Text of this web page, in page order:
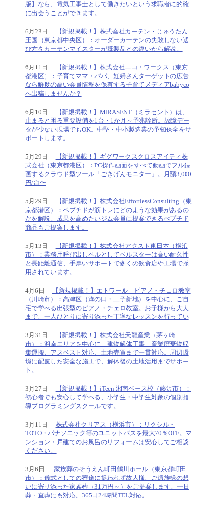
版】なら、電気工事士として働きたいという求職者に的確
に出会うことができます。
6月23日
【新規掲載！】株式会社カーテン・じゅうたん
王国（東京都中央区）：オーダーカーテンの失敗しない選
び方をカーテンマイスターが既製品との違いから解説。
6月11日
【新規掲載！】株式会社ニコ・ワークス（東京
都港区）：子育てママ・パパ、妊婦さんターゲットの広告
なら鮮度の高い会員情報を保有する子育てメディアbabyco
へ出稿しませんか？
6月10日
【新規掲載！】MIRASENT（ミラセント）は、
止まると困る重要設備を1台・1か月～予兆診断。故障デー
タが少ない現場でもOK。中堅・中小製造業の予知保全をサ
ポートします。
5月29日
【新規掲載！】ギグワークスクロスアイティ株
式会社（東京都港区）：PC操作画面をすべて動画でフル録
画するクラウド型ツール「ごきげんモニター」。月額3,000
円/台〜
5月29日
【新規掲載！】株式会社EffortlessConsulting（東
京都港区）：ペプチドが筋トレにどのような効果があるの
かを解説。成果を高めたいジム会員に提案できるぺプチド
商品もご提案します。
5月13日
【新規掲載！】株式会社アクスト東日本（横浜
市）：業務用呼び出しベルとしてベルスターは高い耐久性
と長距離通信、手厚いサポートで多くの飲食店や工場で採
用されています。
4月6日
【新規掲載！】エトワール ピアノ・チェロ教室
（川崎市）：高津区（溝の口・二子新地）を中心に、ご自
宅で学べる出張型のピアノ・チェロ教室。お子様から大人
まで、一人ひとりに寄り添った丁寧なレッスンを行ってい
3月31日
【新規掲載！】株式会社天龍産業（茅ヶ崎
市）：湘南エリアを中心に、建物解体工事、産業廃棄物収
集運搬、アスベスト対応、土地売買まで一貫対応。周辺環
境に配慮した安全な施工で、解体後の土地活用までサポー
ト。
3月27日
【新規掲載！】iTeen 湘南ベース校（藤沢市）：
初心者でも安心して学べる、小学生・中学生対象の個別指
導プログラミングスクールです。
3月11日 株式会社クリアス（横浜市）：リクシル・
TOTO・パナソニック等のユニットバスを最大70％OFF。マ
ンション・戸建てのお風呂のリフォームは安心してご相談
ください。
3月6日
家族葬のそうえん町田鶴川ホール（東京都町田
市）：儀式としての葬儀に捉われず故人様、ご遺族様の想
いに寄り添った家族葬（31万円～）をご提案します。一日
葬・直葬にも対応。365日24時間TEL対応。